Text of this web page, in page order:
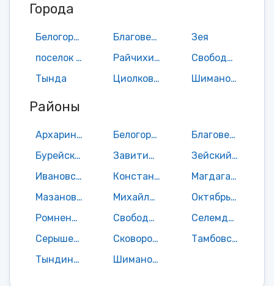
Города
Белогорск Благовещенск
Зея
поселок городского типа Прогресс
Райчихинск
Свободный
Тында
Циолковский Шимановск
Районы
Архаринский район Белогорский район
Благовещенский район
Бурейский район
Завитинский район
Зейский район
Ивановский район
Константиновский район
Магдагачинский район
Мазановский район
Михайловский район
Октябрьский район
Ромненский район
Свободненский район
Селемджинский район
Серышевский район
Сковородинский район
Тамбовский район
Тындинский район
Шимановский район